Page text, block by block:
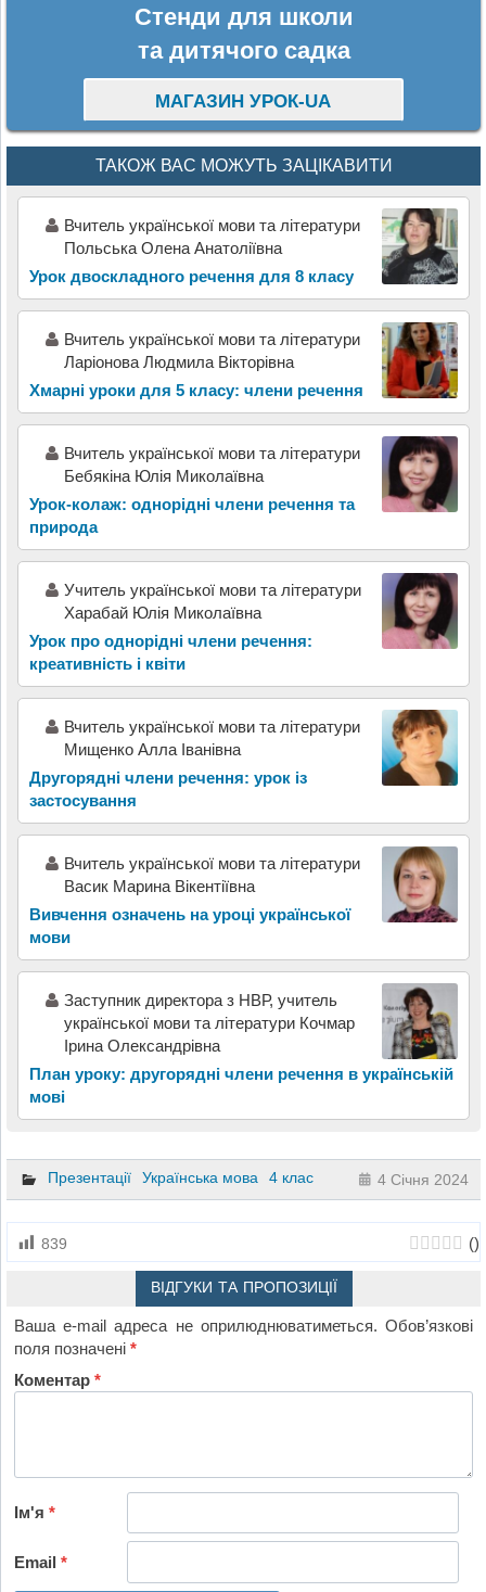
Стенди для школи
та дитячого садка
МАГАЗИН УРОК-UA
ТАКОЖ ВАС МОЖУТЬ ЗАЦІКАВИТИ
Вчитель української мови та літератури
Польська Олена Анатоліївна
Урок двоскладного речення для 8 класу
Вчитель української мови та літератури
Ларіонова Людмила Вікторівна
Хмарні уроки для 5 класу: члени речення
Вчитель української мови та літератури
Бебякіна Юлія Миколаївна
Урок-колаж: однорідні члени речення та
природа
Учитель української мови та літератури
Харабай Юлія Миколаївна
Урок про однорідні члени речення:
креативність і квіти
Вчитель української мови та літератури
Мищенко Алла Іванівна
Другорядні члени речення: урок із
застосування
Вчитель української мови та літератури
Васик Марина Вікентіївна
Вивчення означень на уроці української
мови
Заступник директора з НВР, учитель
української мови та літератури Кочмар
Ірина Олександрівна
План уроку: другорядні члени речення в українській
мові
Презентації Українська мова 4 клас 4 Січня 2024
839 ()
ВІДГУКИ ТА ПРОПОЗИЦІЇ
Ваша e-mail адреса не оприлюднюватиметься. Обов’язкові
поля позначені*
Коментар*
Ім'я*
Email*